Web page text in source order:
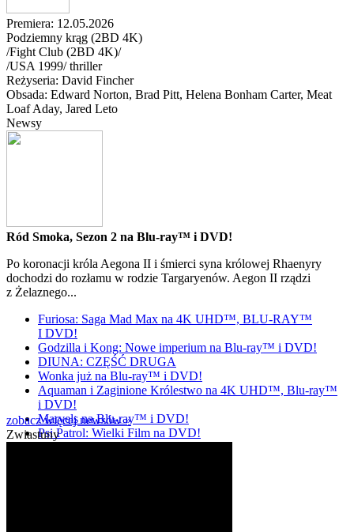
Premiera: 12.05.2026
Podziemny krąg (2BD 4K)
/Fight Club (2BD 4K)/
/USA 1999/thriller
Reżyseria: David Fincher
Obsada: Edward Norton, Brad Pitt, Helena Bonham Carter, Meat
Loaf Aday, Jared Leto
Newsy
Ród Smoka, Sezon 2 na Blu-ray™ i DVD!
Po koronacji króla Aegona II i śmierci syna królowej Rhaenyry
dochodzi do rozłamu w rodzie Targaryenów. Aegon II rządzi
z Żelaznego...
Furiosa: Saga Mad Max na 4K UHD™, BLU-RAY™
I DVD!
Godzilla i Kong: Nowe imperium na Blu-ray™ i DVD!
DIUNA: CZĘŚĆ DRUGA
Wonka już na Blu-ray™ i DVD!
Aquaman i Zaginione Królestwo na 4K UHD™, Blu-ray™
i DVD!
Marvels na Blu-ray™ i DVD!
Psi Patrol: Wielki Film na DVD!
zobacz więcej newsów »
Zwiastuny